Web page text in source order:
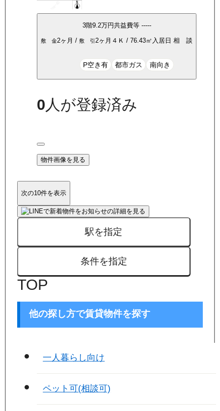
3階9.2万円共益費等 -----
敷 金2ヶ月 /敷 引2ヶ月 ４Ｋ /76.43㎡ 入居日相 談
P空き有 都市ガス 南向き
0 人が登録済み
物件画像を見る
次の10件を表示
駅を指定
条件を指定
TOP
他の探し方で賃貸物件を探す
一人暮らし向け
ペット可(相談可)